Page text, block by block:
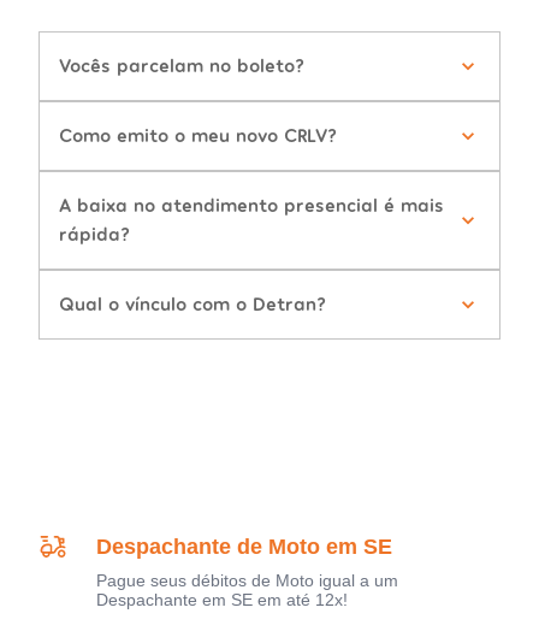
Vocês parcelam no boleto?
Como emito o meu novo CRLV?
A baixa no atendimento presencial é mais
rápida?
Qual o vínculo com o Detran?
Despachante de Moto em SE
Pague seus débitos de Moto igual a um
Despachante em SE em até 12x!